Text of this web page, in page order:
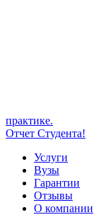
практике.
Отчет Студента!
Услуги
Вузы
Гарантии
Отзывы
О компании